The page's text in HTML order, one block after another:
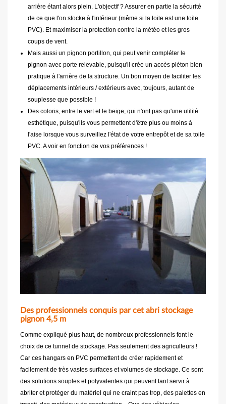
arrière étant alors plein. L'objectif ? Assurer en partie la sécurité
de ce que l'on stocke à l'intérieur (même si la toile est une toile
PVC). Et maximiser la protection contre la météo et les gros
coups de vent.
Mais aussi un pignon portillon, qui peut venir compléter le
pignon avec porte relevable, puisqu'il crée un accès piéton bien
pratique à l'arrière de la structure. Un bon moyen de faciliter les
déplacements intérieurs / extérieurs avec, toujours, autant de
souplesse que possible !
Des coloris, entre le vert et le beige, qui n'ont pas qu'une utilité
esthétique, puisqu'ils vous permettent d'être plus ou moins à
l'aise lorsque vous surveillez l'état de votre entrepôt et de sa toile
PVC. A voir en fonction de vos préférences !
Des professionnels conquis par cet abri stockage
pignon 4,5 m
Comme expliqué plus haut, de nombreux professionnels font le
choix de ce tunnel de stockage. Pas seulement des agriculteurs !
Car ces hangars en PVC permettent de créer rapidement et
facilement de très vastes surfaces et volumes de stockage. Ce sont
des solutions souples et polyvalentes qui peuvent tant servir à
abriter et protéger du matériel qui ne craint pas trop, des palettes en